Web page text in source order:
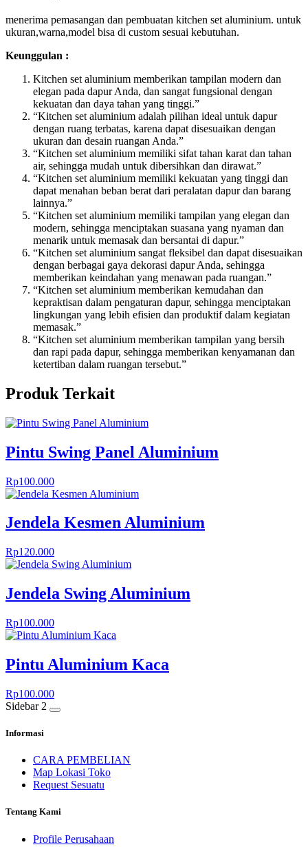
menerima pemasangan dan pembuatan kitchen set aluminium. untuk
ukuran,warna,model bisa di custom sesuai kebutuhan.
Keunggulan :
Kitchen set aluminium memberikan tampilan modern dan
elegan pada dapur Anda, dan sangat fungsional dengan
kekuatan dan daya tahan yang tinggi.”
“Kitchen set aluminium adalah pilihan ideal untuk dapur
dengan ruang terbatas, karena dapat disesuaikan dengan
ukuran dan desain ruangan Anda.”
“Kitchen set aluminium memiliki sifat tahan karat dan tahan
air, sehingga mudah untuk dibersihkan dan dirawat.”
“Kitchen set aluminium memiliki kekuatan yang tinggi dan
dapat menahan beban berat dari peralatan dapur dan barang
lainnya.”
“Kitchen set aluminium memiliki tampilan yang elegan dan
modern, sehingga menciptakan suasana yang nyaman dan
menarik untuk memasak dan bersantai di dapur.”
“Kitchen set aluminium sangat fleksibel dan dapat disesuaikan
dengan berbagai gaya dekorasi dapur Anda, sehingga
memberikan keindahan yang menawan pada ruangan.”
“Kitchen set aluminium memberikan kemudahan dan
kepraktisan dalam pengaturan dapur, sehingga menciptakan
lingkungan yang lebih efisien dan produktif dalam kegiatan
memasak.”
“Kitchen set aluminium memberikan tampilan yang bersih
dan rapi pada dapur, sehingga memberikan kenyamanan dan
ketertiban dalam ruangan tersebut.”
Produk Terkait
Pintu Swing Panel Aluminium
Rp100.000
Jendela Kesmen Aluminium
Rp120.000
Jendela Swing Aluminium
Rp100.000
Pintu Aluminium Kaca
Rp100.000
Sidebar 2
Informasi
CARA PEMBELIAN
Map Lokasi Toko
Request Sesuatu
Tentang Kami
Profile Perusahaan